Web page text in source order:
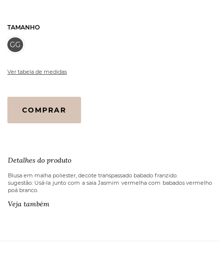
TAMANHO
GG
Ver tabela de medidas
Flamenca
Ana
COMPRAR
Detalhes do produto
Blusa em malha poliester, decote transpassado babado franzido.
sugestão: Usá-la junto com a saia Jasmim vermelha com babados vermelho
poá branco.
Veja também